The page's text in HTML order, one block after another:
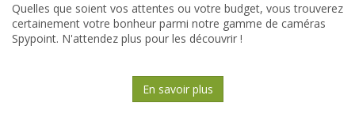
Quelles que soient vos attentes ou votre budget, vous trouverez
certainement votre bonheur parmi notre gamme de caméras
Spypoint. N'attendez plus pour les découvrir !
En savoir plus